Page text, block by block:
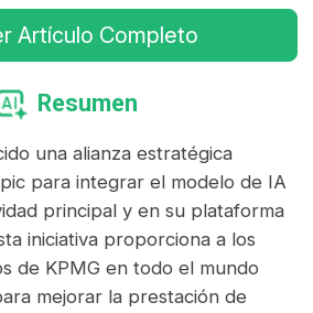
Artículo Completo
Resumen
una alianza estratégica
para integrar el modelo de IA
principal y en su plataforma
iniciativa proporciona a los
de KPMG en todo el mundo
mejorar la prestación de